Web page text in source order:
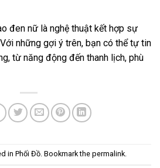
đen nữ là nghệ thuật kết hợp sự
những gợi ý trên, bạn có thể tự tin
từ năng động đến thanh lịch, phù
in Phối Đồ. Bookmark the permalink.